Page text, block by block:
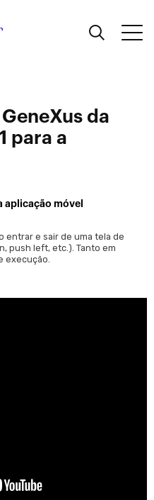
da
para a
aplicação móvel
entrar e sair de uma tela de
push left, etc.). Tanto em
execução.